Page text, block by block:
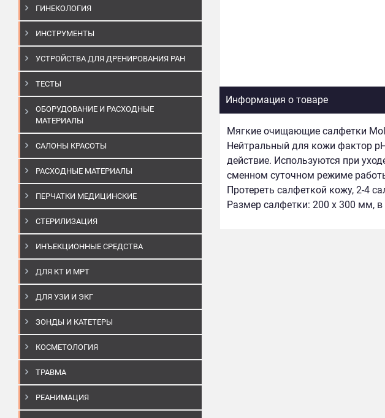
ГИНЕКОЛОГИЯ
ИНСТРУМЕНТЫ
УСТРОЙСТВА ДЛЯ ДРЕНИРОВАНИЯ РАН
ТЕСТЫ
ОБОРУДОВАНИЕ И РАСХОДНЫЕ
МАТЕРИАЛЫ
САЛОНЫ КРАСОТЫ
РАСХОДНЫЕ МАТЕРИАЛЫ
ПЕРЧАТКИ МЕДИЦИНСКИЕ
СТЕРИЛИЗАЦИЯ
ИНЪЕКЦИОННЫЕ СРЕДСТВА
ДЛЯ КТ И МРТ
ДЛЯ УЗИ И ЭКГ
ЗОНДЫ И КАТЕТЕРЫ
КОСМЕТОЛОГИЯ
ТРАВМА
РЕАНИМАЦИЯ
Информация о товаре
Мягкие очищающие салфетки
Нейтральный для кожи фактор
действие. Используются при
сменном суточном режиме
Протереть салфеткой кожу, 2-4
Размер салфетки: 200 х 300 мм,